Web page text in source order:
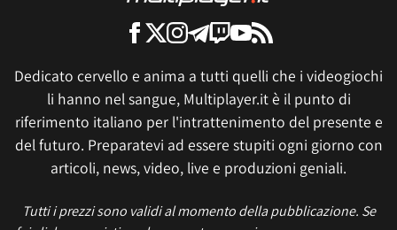
Dedicato cervello e anima a tutti quelli che i videogiochi
li hanno nel sangue, Multiplayer.it è il punto di
riferimento italiano per l'intrattenimento del presente e
del futuro. Preparatevi ad essere stupiti ogni giorno con
articoli, news, video, live e produzioni geniali.
Tutti i prezzi sono validi al momento della pubblicazione. Se